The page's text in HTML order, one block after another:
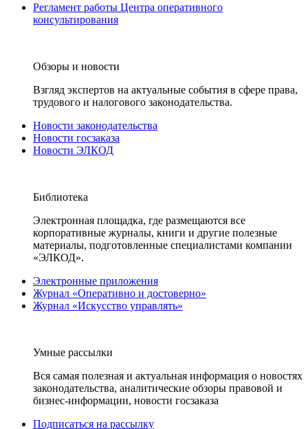
Регламент работы Центра оперативного
консультирования
Обзоры и новости
Взгляд экспертов на актуальные события в сфере права,
трудового и налогового законодательства.
Новости законодательства
Новости госзаказа
Новости ЭЛКОД
Библиотека
Электронная площадка, где размещаются все
корпоративные журналы, книги и другие полезные
материалы, подготовленные специалистами компании
«ЭЛКОД».
Электронные приложения
Журнал «Оперативно и достоверно»
Журнал «Искусство управлять»
Умные рассылки
Вся самая полезная и актуальная информация о новостях
законодательства, аналитические обзоры правовой и
бизнес-информации, новости госзаказа
Подписаться на рассылку